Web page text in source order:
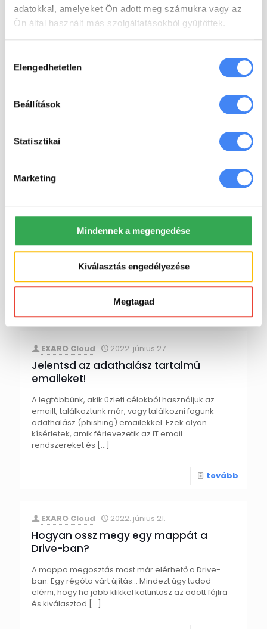
adatokkal, amelyeket Ön adott meg számukra vagy az
Ön által használt más szolgáltatásokból gyűjtöttek.
kiválasztása
Elengedhetetlen
Beállítások
Statisztikai
Marketing
Mindennek a megengedése
Kiválasztás engedélyezése
Megtagad
EXARO Cloud 2022. július 4.
Egyetlen feladatot se felejts el a Gmail-ben a
Feladatok már egy ideje velünk van, de nemrégiben
kapott olyan vérfrissítést, ami
tovább
EXARO Cloud
mappát?
A Google Workspace felhasználók megoszthatják a
megosztott mappák nyilvánosak lesznek azoknak,
akik rendelkeznek a linkkel vagy a Google-n
EXARO Cloud 2022. június 27.
Jelentsd az adathalász tartalmú
emaileket!
A legtöbbünk, akik üzleti célokból használjuk az
emailt, találkoztunk már, vagy találkozni fogunk
adathalász (phishing) emailekkel. Ezek olyan
kísérletek, amik férlevezetik az IT email
rendszereket és […]
tovább
EXARO Cloud 2022. június 21.
Hogyan ossz megy egy mappát a
Drive-ban?
A mappa megosztás most már elérhető a Drive-
ban. Egy régóta várt újítás… Mindezt úgy tudod
elérni, hogy ha jobb klikkel kattintasz az adott fájlra
és kiválasztod […]